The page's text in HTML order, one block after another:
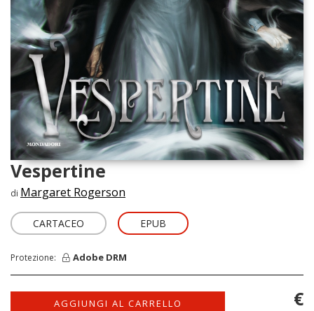
Vespertine
di Margaret Rogerson
CARTACEO EPUB
Protezione: Adobe DRM
AGGIUNGI AL CARRELLO
€